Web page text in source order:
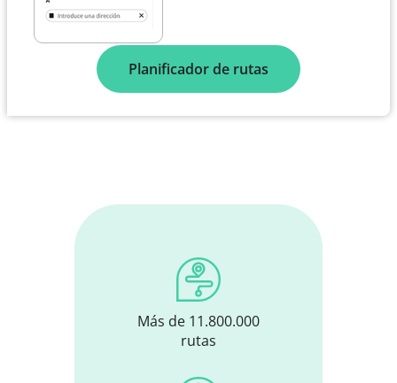
Planificador de rutas
Más de 11.800.000
rutas